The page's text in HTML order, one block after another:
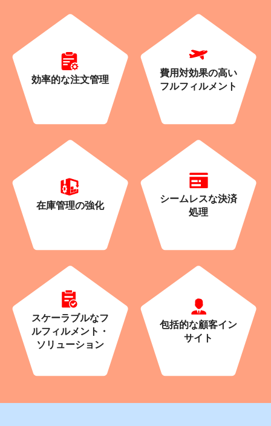
効率的な注文管理
費用対効果の高い
フルフィルメント
在庫管理の強化
シームレスな決済
処理
スケーラブルなフ
ルフィルメント・
ソリューション
包括的な顧客イン
サイト